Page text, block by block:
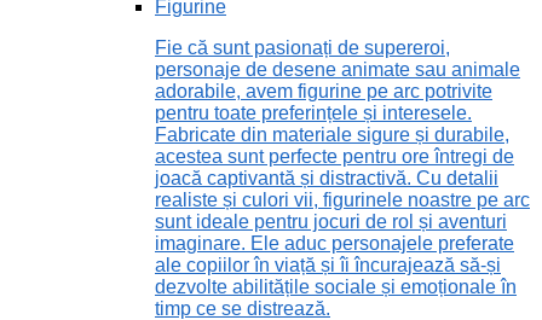
Figurine
Fie că sunt pasionați de supereroi,
personaje de desene animate sau animale
adorabile, avem figurine pe arc potrivite
pentru toate preferințele și interesele.
Fabricate din materiale sigure și durabile,
acestea sunt perfecte pentru ore întregi de
joacă captivantă și distractivă. Cu detalii
realiste și culori vii, figurinele noastre pe arc
sunt ideale pentru jocuri de rol și aventuri
imaginare. Ele aduc personajele preferate
ale copiilor în viață și îi încurajează să-și
dezvolte abilitățile sociale și emoționale în
timp ce se distrează.